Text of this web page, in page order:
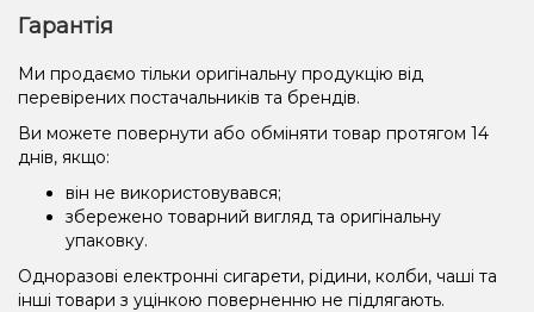
Гарантія
Ми продаємо тільки оригінальну продукцію від
перевірених постачальників та брендів.
Ви можете повернути або обміняти товар протягом 14
днів, якщо:
він не використовувався;
збережено товарний вигляд та оригінальну
упаковку.
Одноразові електронні сигарети, рідини, колби, чаші та
інші товари з уцінкою поверненню не підлягають.